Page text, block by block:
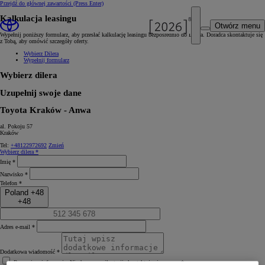
Przejdź do głównej zawartości (Press Enter)
Otwórz menu
Kalkulacja leasingu
Wypełnij poniższy formularz, aby przesłać kalkulację leasingu bezpośrednio do Dilera. Doradca skontaktuje się
z Tobą, aby omówić szczegóły oferty.
Wybierz Dilera
Wypełnij formularz
Wybierz dilera
Uzupełnij swoje dane
Toyota Kraków - Anwa
al. Pokoju 57
Kraków
Tel: +48122972692 Zmień
Wybierz dilera *
Imię *
Nazwisko *
Telefon *
Poland +48
+48
Adres e‑mail *
Dodatkowa wiadomość *
Rozumiem informację. Niech pracownik stacji skontaktuje się ze mną.*